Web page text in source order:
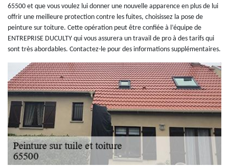
65500 et que vous voulez lui donner une nouvelle apparence en plus de lui
offrir une meilleure protection contre les fuites, choisissez la pose de
peinture sur toiture. Cette opération peut être confiée à l’équipe de
ENTREPRISE DUCULTY qui vous assurera un travail de pro à des tarifs qui
sont très abordables. Contactez-le pour des informations supplémentaires.